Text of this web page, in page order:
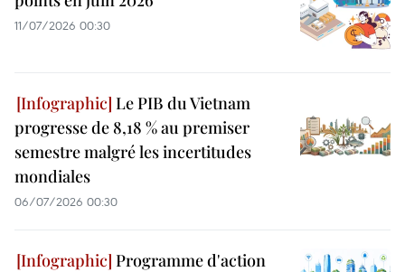
11/07/2026 00:30
Le PIB du Vietnam
progresse de 8,18 % au premiser
semestre malgré les incertitudes
mondiales
06/07/2026 00:30
Programme d'action